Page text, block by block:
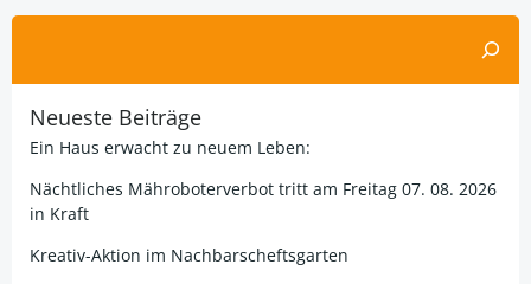
Neueste Beiträge
Ein Haus erwacht zu neuem Leben:
Nächtliches Mähroboterverbot tritt am Freitag 07. 08. 2026
in Kraft
Kreativ-Aktion im Nachbarscheftsgarten